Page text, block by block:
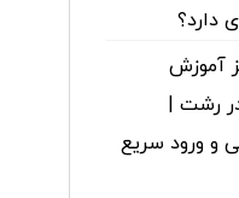
دارد؟
آموزش
رشت |
و ورود سریع